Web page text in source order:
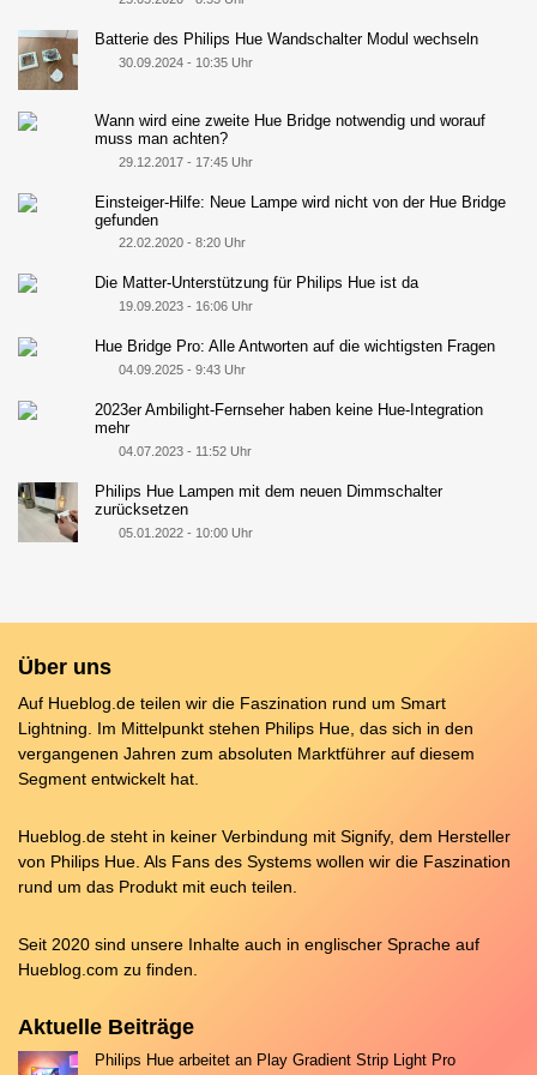
Batterie des Philips Hue Wandschalter Modul wechseln
30.09.2024 - 10:35 Uhr
Wann wird eine zweite Hue Bridge notwendig und worauf
muss man achten?
29.12.2017 - 17:45 Uhr
Einsteiger-Hilfe: Neue Lampe wird nicht von der Hue Bridge
gefunden
22.02.2020 - 8:20 Uhr
Die Matter-Unterstützung für Philips Hue ist da
19.09.2023 - 16:06 Uhr
Hue Bridge Pro: Alle Antworten auf die wichtigsten Fragen
04.09.2025 - 9:43 Uhr
2023er Ambilight-Fernseher haben keine Hue-Integration
mehr
04.07.2023 - 11:52 Uhr
Philips Hue Lampen mit dem neuen Dimmschalter
zurücksetzen
05.01.2022 - 10:00 Uhr
Über uns
Auf Hueblog.de teilen wir die Faszination rund um Smart
Lightning. Im Mittelpunkt stehen Philips Hue, das sich in den
vergangenen Jahren zum absoluten Marktführer auf diesem
Segment entwickelt hat.
Hueblog.de steht in keiner Verbindung mit Signify, dem Hersteller
von Philips Hue. Als Fans des Systems wollen wir die Faszination
rund um das Produkt mit euch teilen.
Seit 2020 sind unsere Inhalte auch in englischer Sprache auf
Hueblog.com zu finden.
Aktuelle Beiträge
Philips Hue arbeitet an Play Gradient Strip Light Pro